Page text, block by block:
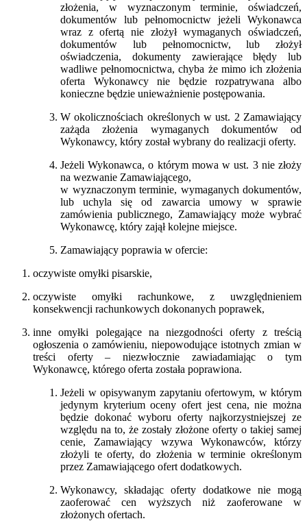
złożenia, w wyznaczonym terminie, oświadczeń,
dokumentów lub pełnomocnictw jeżeli Wykonawca
wraz z ofertą nie złożył wymaganych oświadczeń,
dokumentów lub pełnomocnictw, lub złożył
oświadczenia, dokumenty zawierające błędy lub
wadliwe pełnomocnictwa, chyba że mimo ich złożenia
oferta Wykonawcy nie będzie rozpatrywana albo
konieczne będzie unieważnienie postępowania.
W okolicznościach określonych w ust. 2 Zamawiający
zażąda złożenia wymaganych dokumentów od
Wykonawcy, który został wybrany do realizacji oferty.
Jeżeli Wykonawca, o którym mowa w ust. 3 nie złoży
na wezwanie Zamawiającego,
w wyznaczonym terminie, wymaganych dokumentów,
lub uchyla się od zawarcia umowy w sprawie
zamówienia publicznego, Zamawiający może wybrać
Wykonawcę, który zajął kolejne miejsce.
Zamawiający poprawia w ofercie:
oczywiste omyłki pisarskie,
oczywiste omyłki rachunkowe, z uwzględnieniem
konsekwencji rachunkowych dokonanych poprawek,
inne omyłki polegające na niezgodności oferty z treścią
ogłoszenia o zamówieniu, niepowodujące istotnych zmian w
treści oferty – niezwłocznie zawiadamiając o tym
Wykonawcę, którego oferta została poprawiona.
Jeżeli w opisywanym zapytaniu ofertowym, w którym
jedynym kryterium oceny ofert jest cena, nie można
będzie dokonać wyboru oferty najkorzystniejszej ze
względu na to, że zostały złożone oferty o takiej samej
cenie, Zamawiający wzywa Wykonawców, którzy
złożyli te oferty, do złożenia w terminie określonym
przez Zamawiającego ofert dodatkowych.
Wykonawcy, składając oferty dodatkowe nie mogą
zaoferować cen wyższych niż zaoferowane w
złożonych ofertach.